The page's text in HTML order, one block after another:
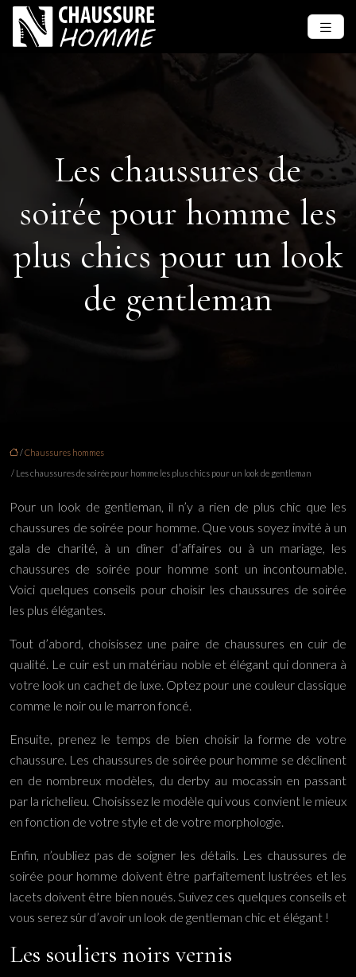
Les chaussures de
soirée pour homme les
plus chics pour un look
de gentleman
/Chaussures hommes
/ Les chaussures de soirée pour homme les plus chics pour un look de gentleman
Pour un look de gentleman, il n’y a rien de plus chic que les
chaussures de soirée pour homme. Que vous soyez invité à un
gala de charité, à un dîner d’affaires ou à un mariage, les
chaussures de soirée pour homme sont un incontournable.
Voici quelques conseils pour choisir les chaussures de soirée
les plus élégantes.
Tout d’abord, choisissez une paire de chaussures en cuir de
qualité. Le cuir est un matériau noble et élégant qui donnera à
votre look un cachet de luxe. Optez pour une couleur classique
comme le noir ou le marron foncé.
Ensuite, prenez le temps de bien choisir la forme de votre
chaussure. Les chaussures de soirée pour homme se déclinent
en de nombreux modèles, du derby au mocassin en passant
par la richelieu. Choisissez le modèle qui vous convient le mieux
en fonction de votre style et de votre morphologie.
Enfin, n’oubliez pas de soigner les détails. Les chaussures de
soirée pour homme doivent être parfaitement lustrées et les
lacets doivent être bien noués. Suivez ces quelques conseils et
vous serez sûr d’avoir un look de gentleman chic et élégant !
Les souliers noirs vernis